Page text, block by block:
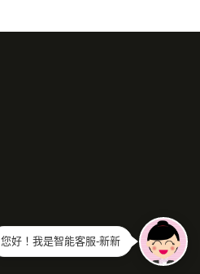
您好！我是智能客服-新新